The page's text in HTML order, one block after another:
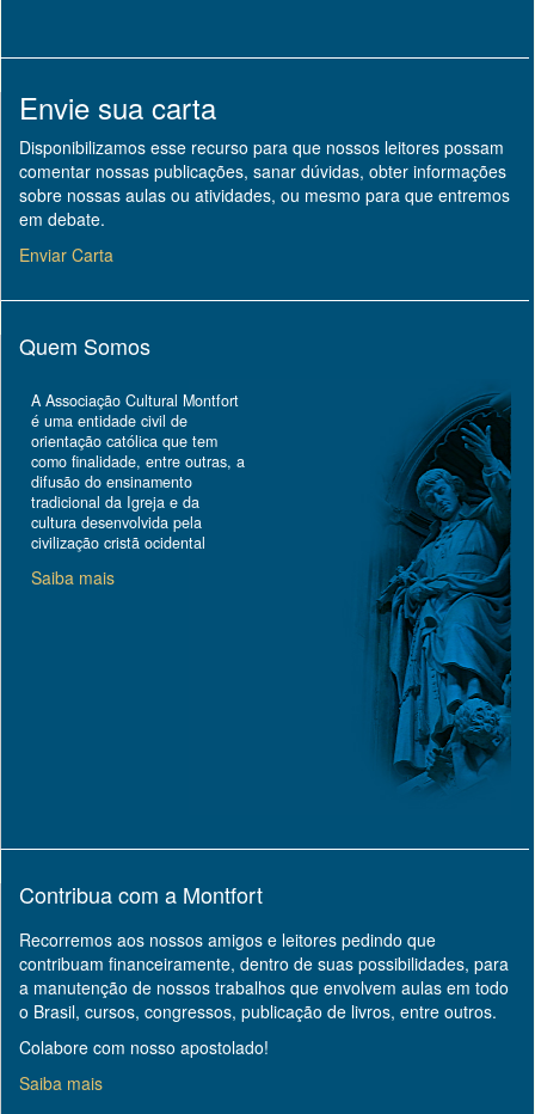
Envie sua carta
Disponibilizamos esse recurso para que nossos leitores possam
comentar nossas publicações, sanar dúvidas, obter informações
sobre nossas aulas ou atividades, ou mesmo para que entremos
em debate.
Enviar Carta
Quem Somos
A Associação Cultural Montfort
é uma entidade civil de
orientação católica que tem
como finalidade, entre outras, a
difusão do ensinamento
tradicional da Igreja e da
cultura desenvolvida pela
civilização cristã ocidental
Saiba mais
Contribua com a Montfort
Recorremos aos nossos amigos e leitores pedindo que
contribuam financeiramente, dentro de suas possibilidades, para
a manutenção de nossos trabalhos que envolvem aulas em todo
o Brasil, cursos, congressos, publicação de livros, entre outros.
Colabore com nosso apostolado!
Saiba mais